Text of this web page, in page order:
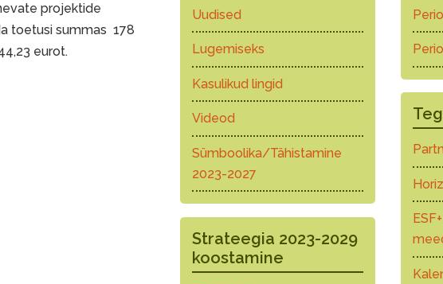
projektide
toetusi summas 178
eurot.
Uudised
Lugemiseks
Kasulikud lingid
Videod
Sümboolika/Tähistamine
2023-2027
Strateegia 2023-2029
koostamine